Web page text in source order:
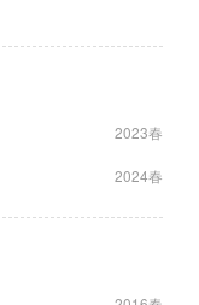
2023春
2024春